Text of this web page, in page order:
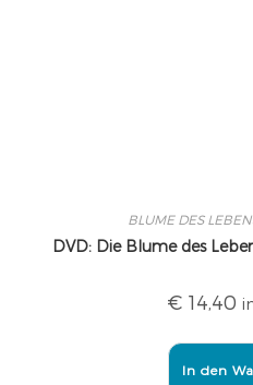
BLUME DES
DVD: Die Blume des
€ 14,40
In den